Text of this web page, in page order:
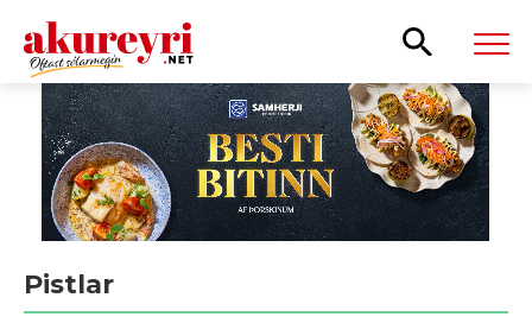
Leita
Pistlar